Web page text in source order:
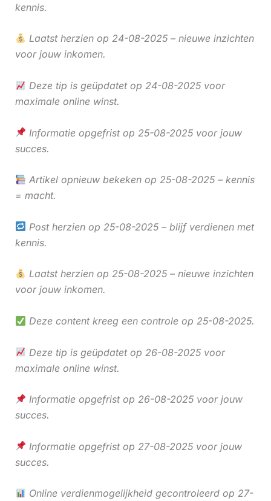
kennis.
Laatst herzien op 24-08-2025 – nieuwe inzichten
voor jouw inkomen.
Deze tip is geüpdatet op 24-08-2025 voor
maximale online winst.
Informatie opgefrist op 25-08-2025 voor jouw
succes.
Artikel opnieuw bekeken op 25-08-2025 – kennis
= macht.
Post herzien op 25-08-2025 – blijf verdienen met
kennis.
Laatst herzien op 25-08-2025 – nieuwe inzichten
voor jouw inkomen.
Deze content kreeg een controle op 25-08-2025.
Deze tip is geüpdatet op 26-08-2025 voor
maximale online winst.
Informatie opgefrist op 26-08-2025 voor jouw
succes.
Informatie opgefrist op 27-08-2025 voor jouw
succes.
Online verdienmogelijkheid gecontroleerd op 27-